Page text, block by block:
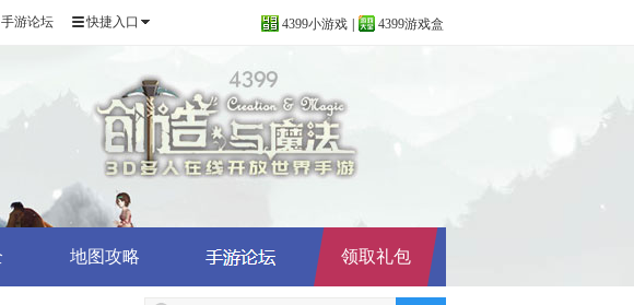
手游论坛 快捷入口 4399小游戏 4399游戏盒
地图攻略 领取礼包